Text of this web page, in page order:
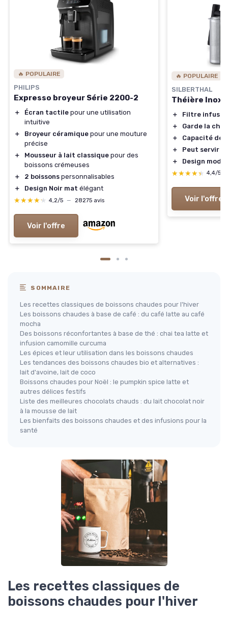
🔥 POPULAIRE
PHILIPS
Expresso broyeur Série 2200-2
＋ Écran tactile pour une utilisation
intuitive
＋
Broyeur céramique pour une mouture
précise
＋
Mousseur à lait classique pour des
boissons crémeuses
＋
2 boissons personnalisables
＋
Design Noir mat élégant
★★★★★
★★★★★ 4,2/5 — 28275 avis
Voir l'offre
🔥 POPULAIRE
SILBERTHAL
Théière Inox
＋
Filtre
＋
Garde la
＋
Capacité de
＋
Peut servir 6
＋
Design
★★★★★
★★★★★ 4,4/5
Voir l'offre
SOMMAIRE
Les recettes classiques de boissons chaudes pour l'hiver
Les boissons chaudes à base de café : du café latte au café
mocha
Des boissons réconfortantes à base de thé : chai tea latte et
infusion camomille curcuma
Les épices et leur utilisation dans les boissons chaudes
Les tendances des boissons chaudes bio et alternatives :
lait d'avoine, lait de coco
Boissons chaudes pour Noël : le pumpkin spice latte et
autres délices festifs
Liste des meilleures chocolats chauds : du lait chocolat noir
à la mousse de lait
Les bienfaits des boissons chaudes et des infusions pour la
santé
Les recettes classiques de
boissons chaudes pour l'hiver